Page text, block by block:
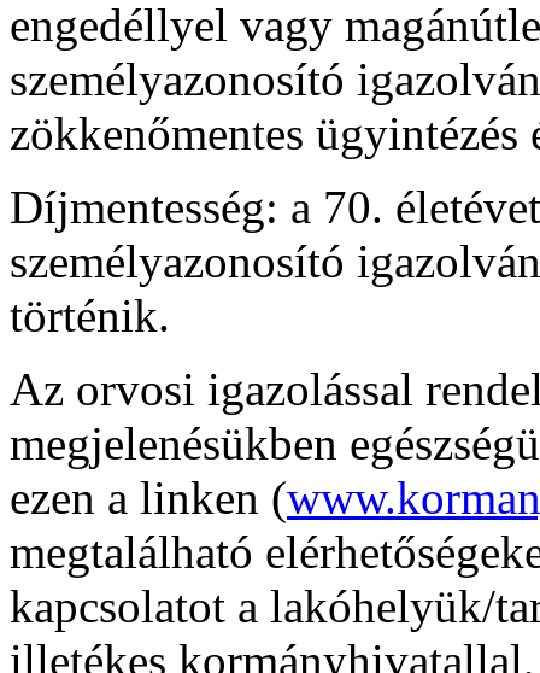
engedéllyel vagy
személyazonosító
zökkenőmentes ügyintézés
Díjmentesség: a 70.
személyazonosító
történik.
Az orvosi igazolással
megjelenésükben
ezen a linken (
megtalálható
kapcsolatot a lakóhelyük/
illetékes